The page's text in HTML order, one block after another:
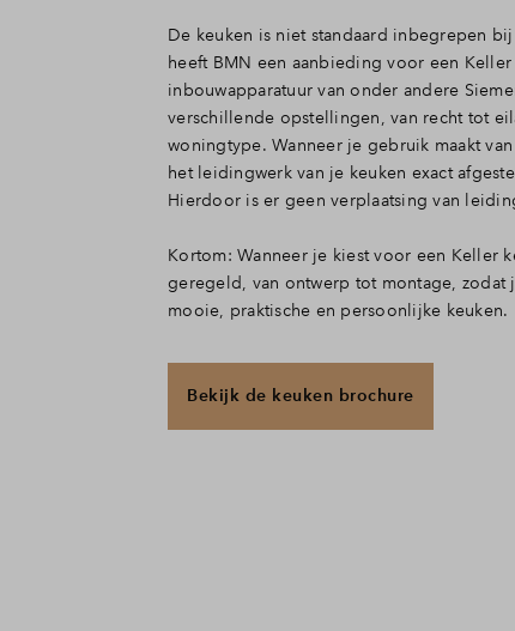
De keuken is niet standaard inbegrepen
heeft BMN een aanbieding voor een
inbouwapparatuur van onder andere
verschillende opstellingen, van recht tot
woningtype. Wanneer je gebruik maakt
het leidingwerk van je keuken exact
Hierdoor is er geen verplaatsing van
Kortom: Wanneer je kiest voor een Keller
geregeld, van ontwerp tot montage, zodat
mooie, praktische en persoonlijke keuken.
Bekijk de keuken brochure